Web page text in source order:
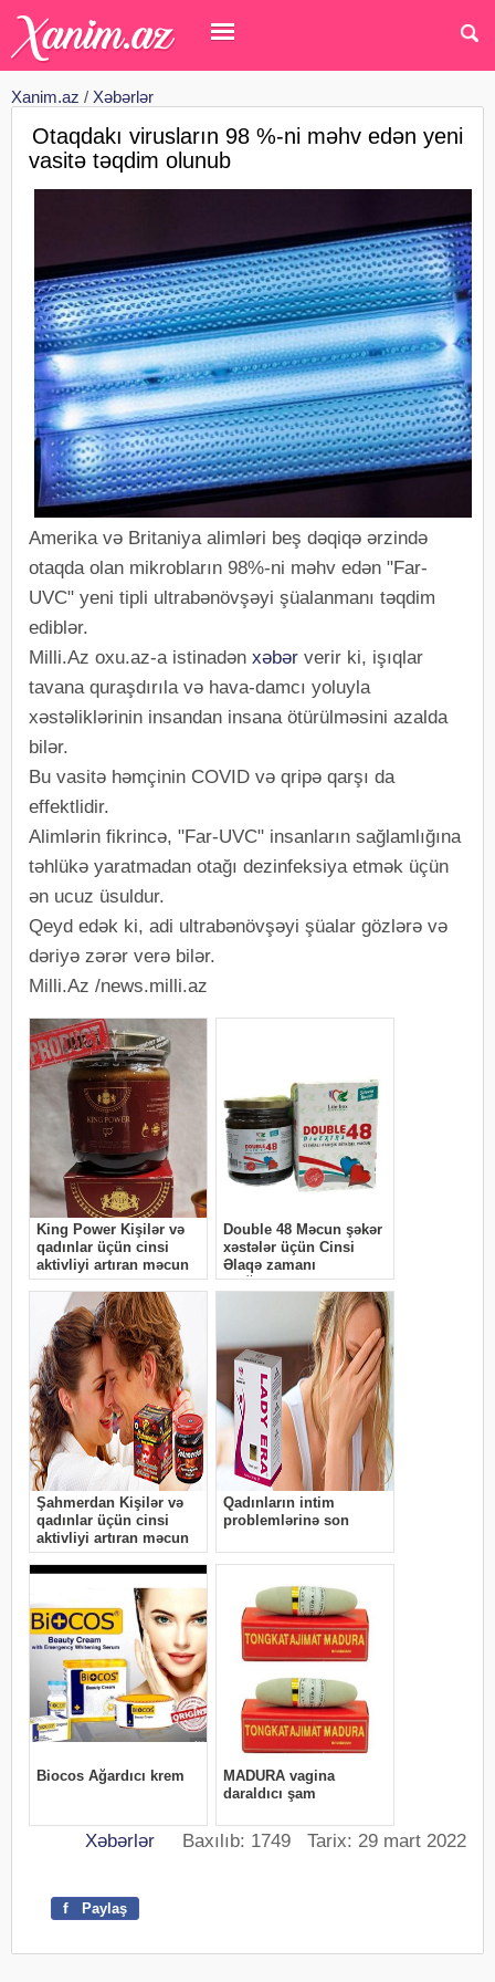
Xanim.az / Xəbərlər
Otaqdakı virusların 98 %-ni məhv edən yeni
vasitə təqdim olunub
Amerika və Britaniya alimləri beş dəqiqə ərzində
otaqda olan mikrobların 98%-ni məhv edən "Far-
UVC" yeni tipli ultrabənövşəyi şüalanmanı təqdim
ediblər.
Milli.Az oxu.az-a istinadən xəbər verir ki, işıqlar
tavana quraşdırıla və hava-damcı yoluyla
xəstəliklərinin insandan insana ötürülməsini azalda
bilər.
Bu vasitə həmçinin COVID və qripə qarşı da
effektlidir.
Alimlərin fikrincə, "Far-UVC" insanların sağlamlığına
təhlükə yaratmadan otağı dezinfeksiya etmək üçün
ən ucuz üsuldur.
Qeyd edək ki, adi ultrabənövşəyi şüalar gözlərə və
dəriyə zərər verə bilər.
Milli.Az /news.milli.az
Xəbərlər Baxılıb: 1749 Tarix: 29 mart 2022
f Paylaş